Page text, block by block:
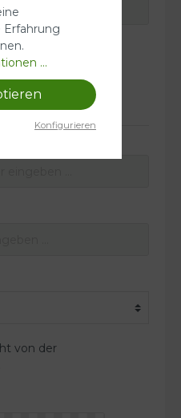
lang sein.
von der
...
Konfigurieren